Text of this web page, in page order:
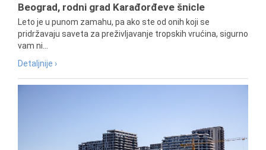
Beograd, rodni grad Karađorđeve šnicle
Leto je u punom zamahu, pa ako ste od onih koji se
pridržavaju saveta za preživljavanje tropskih vrućina, sigurno
vam ni...
Detaljnije ›